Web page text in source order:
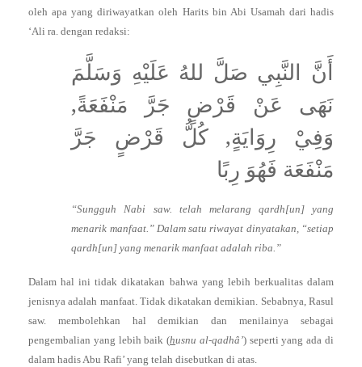
oleh apa yang diriwayatkan oleh Harits bin Abi Usamah dari hadis
‘Ali ra. dengan redaksi:
أَنَّ النَّبِي صَلَّ للهُ عَلَيْهِ وَسَلَّمَ
نَهَى عَنْ قَرْضٍ جَرَّ مَنْفَعَةً,
وَفِيْ رِوَايَةٍ, كُلُّ قَرْضٍ جَرَّ
مَنْفَعَة فَهُوَ رِبًا
“Sungguh Nabi saw. telah melarang qardh[un] yang
menarik manfaat.” Dalam satu riwayat dinyatakan, “setiap
qardh[un] yang menarik manfaat adalah riba.”
Dalam hal ini tidak dikatakan bahwa yang lebih berkualitas dalam
jenisnya adalah manfaat. Tidak dikatakan demikian. Sebabnya, Rasul
saw. membolehkan hal demikian dan menilainya sebagai
pengembalian yang lebih baik (husnu al-qadhâ’) seperti yang ada di
dalam hadis Abu Rafi’ yang telah disebutkan di atas.